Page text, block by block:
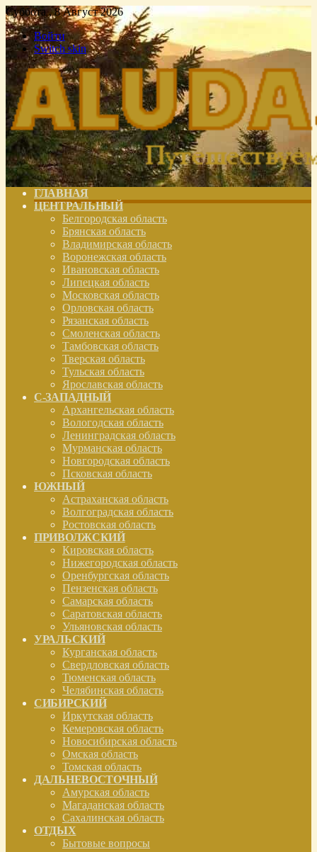
Суббота , 8 Август 2026
Войти
Switch skin
ГЛАВНАЯ
ЦЕНТРАЛЬНЫЙ
Белгородская область
Брянская область
Владимирская область
Воронежская область
Ивановская область
Липецкая область
Московская область
Орловская область
Рязанская область
Смоленская область
Тамбовская область
Тверская область
Тульская область
Ярославская область
С-ЗАПАДНЫЙ
Архангельская область
Вологодская область
Ленинградская область
Мурманская область
Новгородская область
Псковская область
ЮЖНЫЙ
Астраханская область
Волгоградская область
Ростовская область
ПРИВОЛЖСКИЙ
Кировская область
Нижегородская область
Оренбургская область
Пензенская область
Самарская область
Саратовская область
Ульяновская область
УРАЛЬСКИЙ
Курганская область
Свердловская область
Тюменская область
Челябинская область
СИБИРСКИЙ
Иркутская область
Кемеровская область
Новосибирская область
Омская область
Томская область
ДАЛЬНЕВОСТОЧНЫЙ
Амурская область
Магаданская область
Сахалинская область
ОТДЫХ
Бытовые вопросы